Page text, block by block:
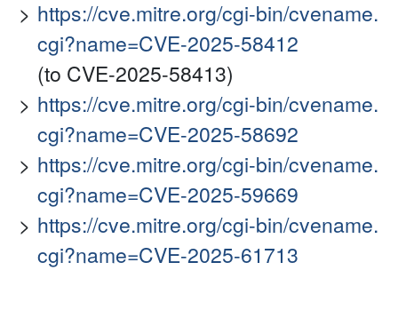
https://cve.mitre.org/cgi-bin/cvename.
cgi?name=CVE-2025-58412
(to CVE-2025-58413)
https://cve.mitre.org/cgi-bin/cvename.
cgi?name=CVE-2025-58692
https://cve.mitre.org/cgi-bin/cvename.
cgi?name=CVE-2025-59669
https://cve.mitre.org/cgi-bin/cvename.
cgi?name=CVE-2025-61713